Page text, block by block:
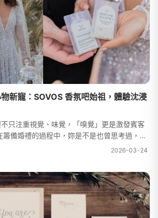
新寵：SOVOS 香氛吧始祖，體驗沈浸
只注重視覺、味覺，「嗅覺」更是激發賓客
備婚禮的過程中，妳是不是也曾思考過，除
有沒有其他設計，能使這場婚禮跨越時光、長
2026-03-24